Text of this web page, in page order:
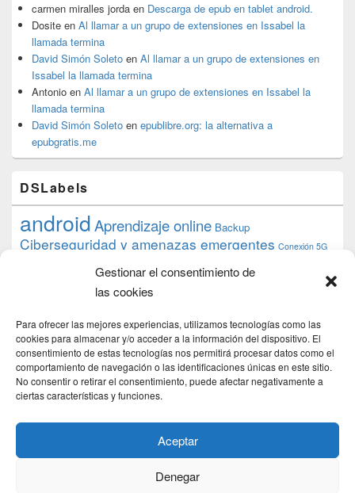
Gestionar el consentimiento de
las cookies
Para ofrecer las mejores experiencias, utilizamos tecnologías como las
cookies para almacenar y/o acceder a la información del dispositivo. El
consentimiento de estas tecnologías nos permitirá procesar datos como el
comportamiento de navegación o las identificaciones únicas en este sitio.
No consentir o retirar el consentimiento, puede afectar negativamente a
ciertas características y funciones.
Aceptar
Denegar
carmen miralles jorda en Descarga de epub en tablet android.
Dosite en Al llamar a un grupo de extensiones en Issabel la
llamada termina
David Simón Soleto en Al llamar a un grupo de extensiones en
Issabel la llamada termina
Antonio en Al llamar a un grupo de extensiones en Issabel la
llamada termina
David Simón Soleto en epublibre.org: la alternativa a
epubgratis.me
DSLabels
androidAprendizaje online Backup
Ciberseguridad y amenazas emergentes Conexión 5G
datos debian desarrollo web
Formación Google
iphone
proyecto PS4 python Raspberryraspberrypi
raspbian review Servidor Web Sostenibilidad
tecnológicaTecnología torrent
transmissiontutorial ubuntu server Windows